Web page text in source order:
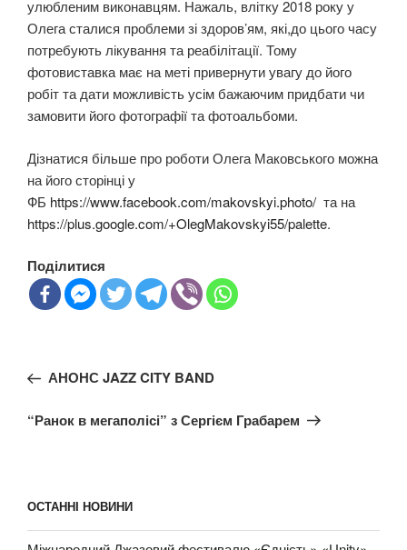
улюбленим виконавцям. Нажаль, влітку 2018 року у
Олега сталися проблеми зі здоров’ям, які,до цього часу
потребують лікування та реабілітації. Тому
фотовиставка має на меті привернути увагу до його
робіт та дати можливість усім бажаючим придбати чи
замовити його фотографії та фотоальбоми.
Дізнатися більше про роботи Олега Маковського можна
на його сторінці у
ФБ https://www.facebook.com/makovskyi.photo/ та на
https://plus.google.com/+OlegMakovskyi55/palette.
Поділитися
записів
Попередній
АНОНС JAZZ CITY BAND
Наступний
“Ранок в мегаполісі” з Сергієм Грабарем
ОСТАННІ НОВИНИ